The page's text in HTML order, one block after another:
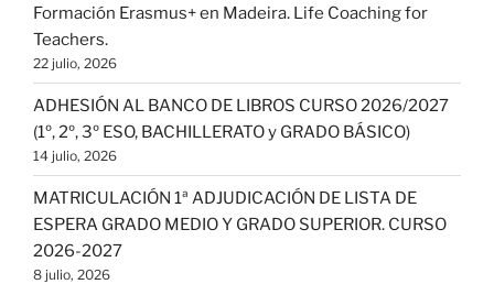
Formación Erasmus+ en Madeira. Life Coaching for
Teachers.
22 julio, 2026
ADHESIÓN AL BANCO DE LIBROS CURSO 2026/2027
(1º, 2º, 3º ESO, BACHILLERATO y GRADO BÁSICO)
14 julio, 2026
MATRICULACIÓN 1ª ADJUDICACIÓN DE LISTA DE
ESPERA GRADO MEDIO Y GRADO SUPERIOR. CURSO
2026-2027
8 julio, 2026